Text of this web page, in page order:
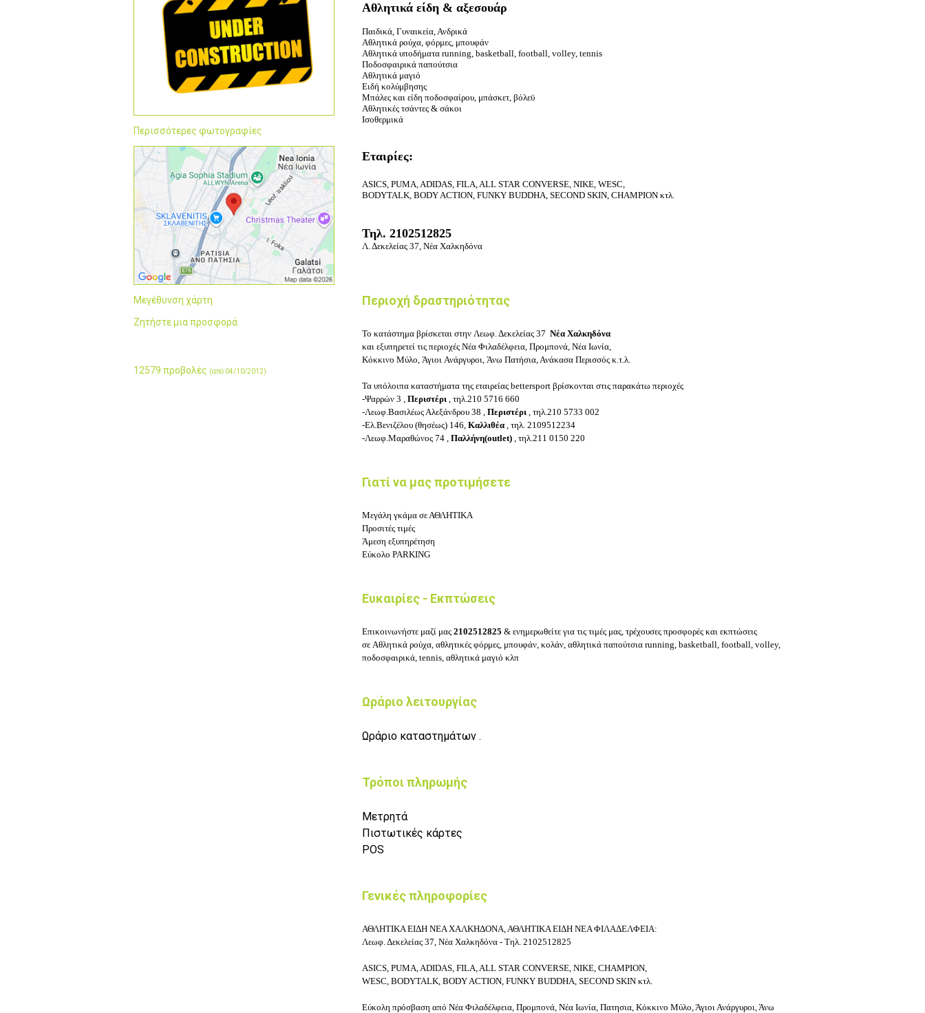
Περισσότερες φωτογραφίες
Μεγέθυνση χάρτη
Ζητήστε μια προσφορά
12579 προβολές (από 04/10/2012)
Αθλητικά είδη & αξεσουάρ
Παιδικά, Γυναικεία, Ανδρικά
Αθλητικά ρούχα, φόρμες, μπουφάν
Αθλητικά υποδήματα running, basketball, football, volley, tennis
Ποδοσφαιρικά παπούτσια
Αθλητικά μαγιό
Ειδή κολύμβησης
Μπάλες και είδη ποδοσφαίρου, μπάσκετ, βόλεϋ
Αθλητικές τσάντες & σάκοι
Ισοθερμικά
Εταιρίες:
ASICS, PUMA, ADIDAS, FILA, ALL STAR CONVERSE, NIKE, WESC,
BODYTALK, BODY ACTION, FUNKY BUDDHA, SECOND SKIN, CHAMPION κτλ.
Τηλ. 2102512825
Λ. Δεκελείας 37 , Νέα Χαλκηδόνα
Περιοχή δραστηριότητας
Το κατάστημα βρίσκεται στην Λεωφ. Δεκελείας 37 Νέα Χαλκηδόνα
και εξυπηρετεί τις περιοχές Νέα Φιλαδέλφεια, Προμπονά, Νέα Ιωνία,
Κόκκινο Μύλο, Άγιοι Ανάργυροι, Άνω Πατήσια, Ανάκασα Περισσός κ.τ.λ.
Τα υπόλοιπα καταστήματα της εταιρείας bettersport βρίσκονται στις παρακάτω περιοχές
-Ψαρρών 3 , Περιστέρι , τηλ.210 5716 660
-Λεωφ.Βασιλέως Αλεξάνδρου 38 , Περιστέρι , τηλ.210 5733 002
-Ελ.Βενιζέλου (θησέως) 146, Καλλιθέα , τηλ. 2109512234
-Λεωφ.Μαραθώνος 74 , Παλλήνη(outlet) , τηλ.211 0150 220
Γιατί να μας προτιμήσετε
Μεγάλη γκάμα σε ΑΘΛΗΤΙΚΑ
Προσιτές τιμές
Άμεση εξυπηρέτηση
Εύκολο PARKING
Ευκαιρίες - Εκπτώσεις
Επικοινωνήστε μαζί μας 2102512825 & ενημερωθείτε για τις τιμές μας, τρέχουσες προσφορές και εκπτώσεις
σε Αθλητικά ρούχα, αθλητικές φόρμες, μπουφάν, κολάν, αθλητικά παπούτσια running, basketball, football, volley,
ποδοσφαιρικά, tennis, αθλητικά μαγιό κλπ
Ωράριο λειτουργίας
Ωράριο καταστημάτων .
Τρόποι πληρωμής
Μετρητά
Πιστωτικές κάρτες
POS
Γενικές πληροφορίες
ΑΘΛΗΤΙΚΑ ΕΙΔΗ ΝΕΑ ΧΑΛΚΗΔΟΝΑ, ΑΘΛΗΤΙΚΑ ΕΙΔΗ ΝΕΑ ΦΙΛΑΔΕΛΦΕΙΑ:
Λεωφ. Δεκελείας 37, Νέα Χαλκηδόνα - Τηλ. 2102512825
ASICS, PUMA, ADIDAS, FILA, ALL STAR CONVERSE, NIKE, CHAMPION,
WESC, BODYTALK, BODY ACTION, FUNKY BUDDHA, SECOND SKIN κτλ.
Εύκολη πρόσβαση από Νέα Φιλαδέλφεια, Προμπονά, Νέα Ιωνία, Πατησια, Κόκκινο Μύλο, Άγιοι Ανάργυροι, Άνω